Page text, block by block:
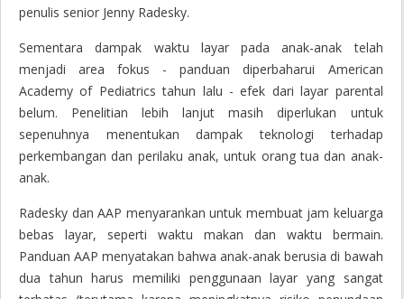
penulis senior Jenny Radesky.
Sementara dampak waktu layar pada anak-anak telah
menjadi area fokus - panduan diperbaharui American
Academy of Pediatrics tahun lalu - efek dari layar parental
belum. Penelitian lebih lanjut masih diperlukan untuk
sepenuhnya menentukan dampak teknologi terhadap
perkembangan dan perilaku anak, untuk orang tua dan anak-
anak.
Radesky dan AAP menyarankan untuk membuat jam keluarga
bebas layar, seperti waktu makan dan waktu bermain.
Panduan AAP menyatakan bahwa anak-anak berusia di bawah
dua tahun harus memiliki penggunaan layar yang sangat